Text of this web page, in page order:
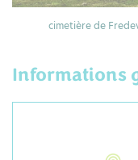
cimetière de
Informations